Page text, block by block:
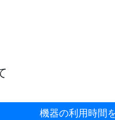
機器の利用時間